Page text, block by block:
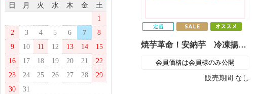
日
月 火 水 木 金
土
1
2
3 4 5 6 7
8
9
10 11 12 13 14
15
16
17 18 19 20 21
22
23
24 25 26 27 28
29
30
31
焼芋革命！安納芋 冷凍揚げ蜜芋・焼き蜜芋
会員価格は会員様のみ公開
販売期間 なし